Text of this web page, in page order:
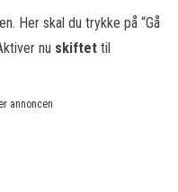
Her skal du trykke på “Gå
nu skiftet til
annoncen